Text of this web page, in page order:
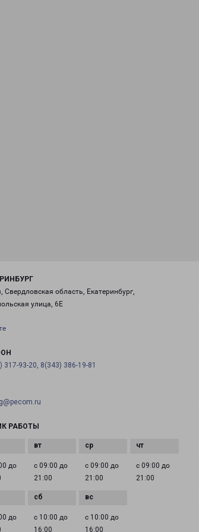
Свердловская область, Екатеринбург,
улица, 6Е
317-93-20, 8(343) 386-19-81
РАБОТЫ
до
с 09:00 до
21:00
с 09:00 до
21:00
с 09:00 до
21:00
до
с 10:00 до
16:00
с 10:00 до
16:00